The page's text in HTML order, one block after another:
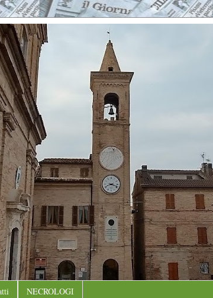
NECROLOGI